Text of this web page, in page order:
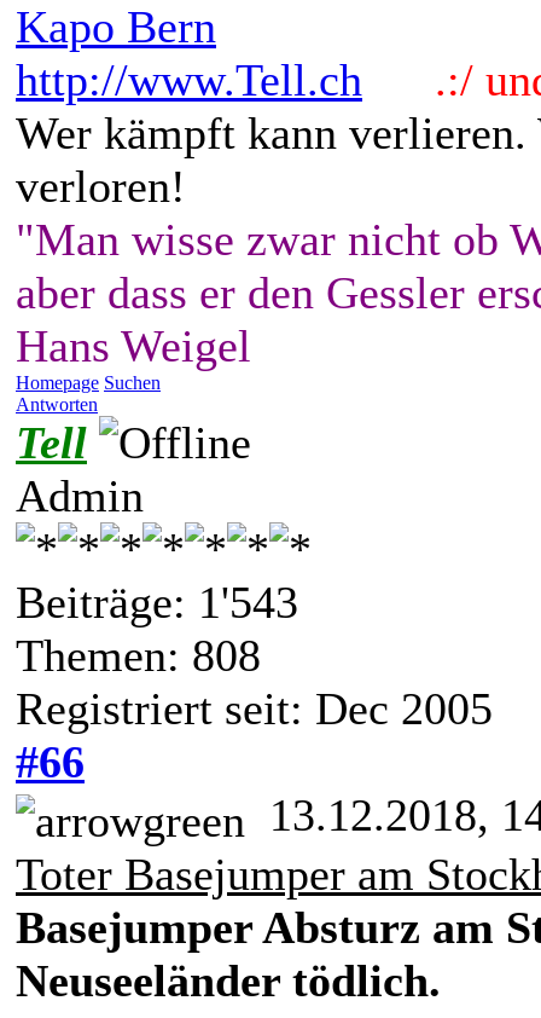
Kapo Bern
http://www.Tell.ch
.:/
Wer kämpft kann
verloren!
"Man wisse zwar nicht ob
aber dass er den Gessler
Hans Weigel
Homepage Suchen
Antworten
Tell
Admin
Beiträge: 1'543
Themen: 808
Registriert seit: Dec 2005
#66
13.12.2018,
Toter Basejumper am
Basejumper Absturz am
Neuseeländer tödlich.